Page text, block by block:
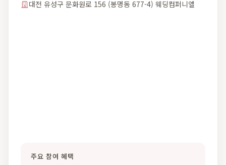
대전 유성구 문화원로 156 (봉명동 677-4) 웨딩컴퍼니엘
주요 참여 혜택